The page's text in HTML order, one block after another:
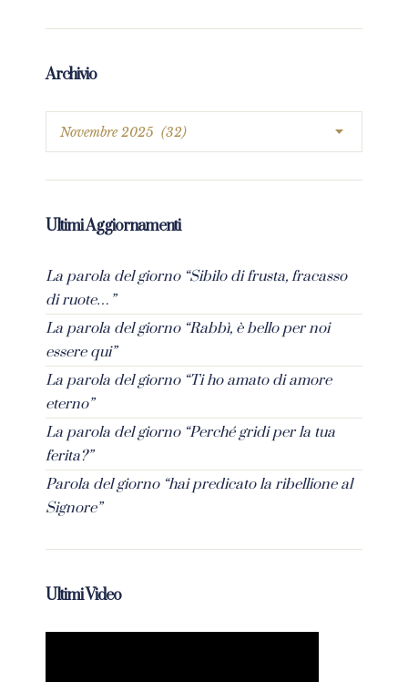
Archivio
Ultimi Aggiornamenti
La parola del giorno “Sibilo di frusta, fracasso
di ruote…”
La parola del giorno “Rabbì, è bello per noi
essere qui”
La parola del giorno “Ti ho amato di amore
eterno”
La parola del giorno “Perché gridi per la tua
ferita?”
Parola del giorno “hai predicato la ribellione al
Signore”
Ultimi Video